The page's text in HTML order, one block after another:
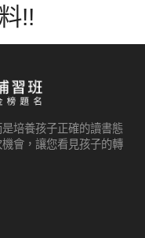
!!
培養孩子正確的讀書態
會，讓您看見孩子的轉